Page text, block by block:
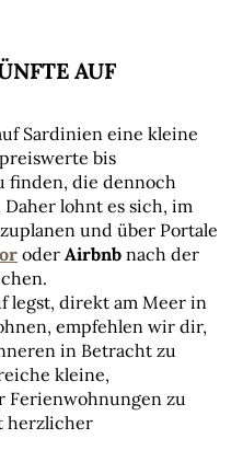
AUF
Sardinien eine kleine
bis
finden, die dennoch
lohnt es sich, im
und über Portale
oder Airbnb nach der
legst, direkt am Meer in
empfehlen wir dir,
in Betracht zu
kleine,
Ferienwohnungen zu
herzlicher